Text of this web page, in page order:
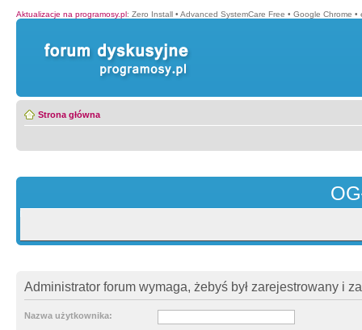
Aktualizacje na programosy.pl: Zero Install • Advanced SystemCare Free • Google Chrome •
Strona główna
Administrator forum wymaga, żebyś był zarejestrowany i
Nazwa użytkownika: